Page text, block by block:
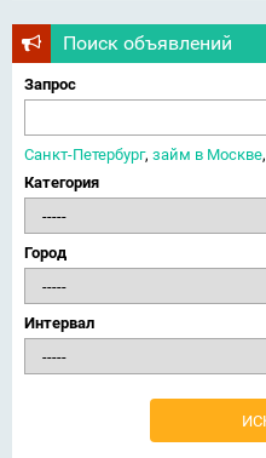
Поиск объявлений
Запрос
Санкт-Петербург, займ в Москве,
Категория
Город
Интервал